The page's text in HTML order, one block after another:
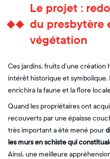
Le projet :
du presbytère
végétation
Ces jardins, fruits d’une
intérêt historique et
enrichira la faune et la flore
Quand les propriétaires ont
recouverts par une épaisse
très important a été mené pour
les murs en schiste qui
Ainsi, une meilleure